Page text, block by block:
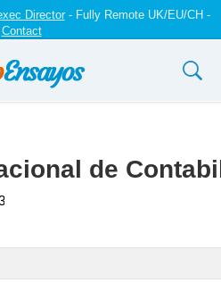
Director- Fully Remote UK/EU/CH -
Contact
de